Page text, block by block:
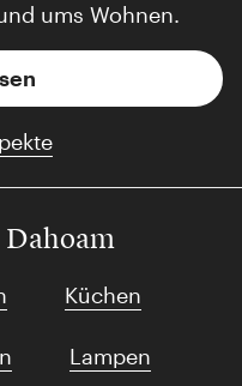
ums Wohnen.
Küchen
Lampen